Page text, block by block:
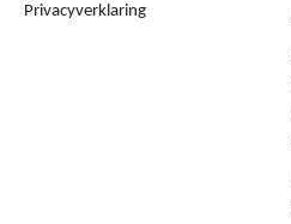
Privacyverklaring